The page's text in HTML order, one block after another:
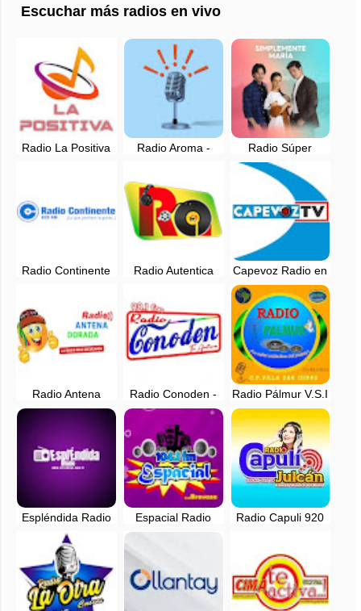
Escuchar más radios en vivo
Radio La Positiva
Radio Aroma -
Radio Súper
Sensación - EN
VIVO - Santiago de
Chuco
Radio Continente
Radio Autentica
Capevoz Radio en
vivo - Otuzco, La
Libertad
Radio Antena
Dorada en vivo -
Radio Conoden -
Cascas, Gran
Libertad
Radio Pálmur V.S.I
- Villa San Isidro-
Pacasmayo - Perú
Espléndida Radio
La Libertad
Espacial Radio
104.1 FM en vivo -
Radio Capuli 920